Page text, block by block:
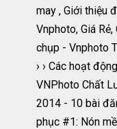
may , Giới thiệu
Vnphoto, Giá
chụp - Vnphoto
› › Các hoạt
VNPhoto Chất
2014 - 10 bài
phục #1: Nón